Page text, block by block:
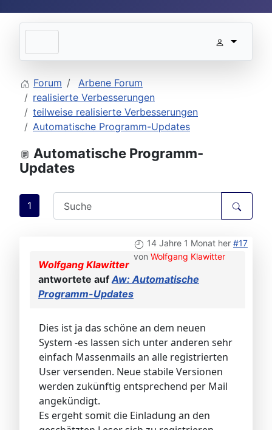
Forum
Arbene Forum
realisierte Verbesserungen
teilweise realisierte Verbesserungen
Automatische Programm-Updates
Automatische Programm-
Updates
1
14 Jahre 1 Monat her #17
von Wolfgang Klawitter
Wolfgang Klawitter
antwortete aufAw: Automatische
Programm-Updates
Dies ist ja das schöne an dem neuen
System -es lassen sich unter anderen sehr
einfach Massenmails an alle registrierten
User versenden. Neue stabile Versionen
werden zukünftig entsprechend per Mail
angekündigt.
Es ergeht somit die Einladung an den